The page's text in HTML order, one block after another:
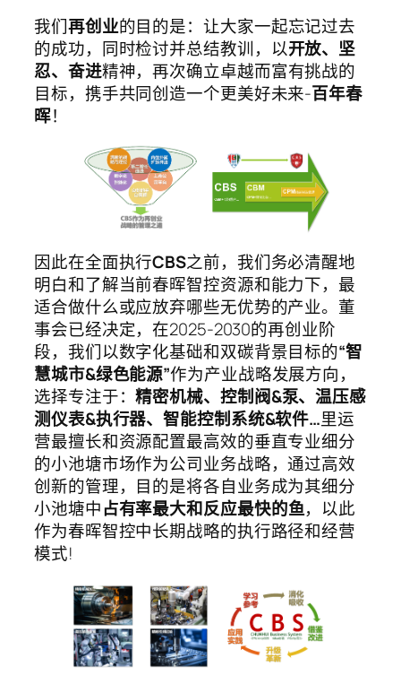
我们再创业的目的是：让大家一起忘记过去
的成功，同时检讨并总结教训，以开放、坚
忍、奋进精神，再次确立卓越而富有挑战的
目标，携手共同创造一个更美好未来-百年春
晖！
因此在全面执行CBS之前，我们务必清醒地
明白和了解当前春晖智控资源和能力下，最
适合做什么或应放弃哪些无优势的产业。董
事会已经决定，在2025-2030的再创业阶
段，我们以数字化基础和双碳背景目标的“智
慧城市&绿色能源”作为产业战略发展方向，
选择专注于：精密机械、控制阀&泵、温压感
测仪表&执行器、智能控制系统&软件…里运
营最擅长和资源配置最高效的垂直专业细分
的小池塘市场作为公司业务战略，通过高效
创新的管理，目的是将各自业务成为其细分
小池塘中占有率最大和反应最快的鱼，以此
作为春晖智控中长期战略的执行路径和经营
模式!